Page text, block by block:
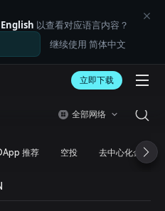
English 以查看对应语言内容？
继续使用 简体中文
立即下载
全部网络
推荐 空投 去中心化金融